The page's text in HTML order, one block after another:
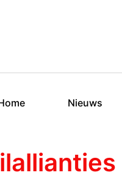
Nieuws